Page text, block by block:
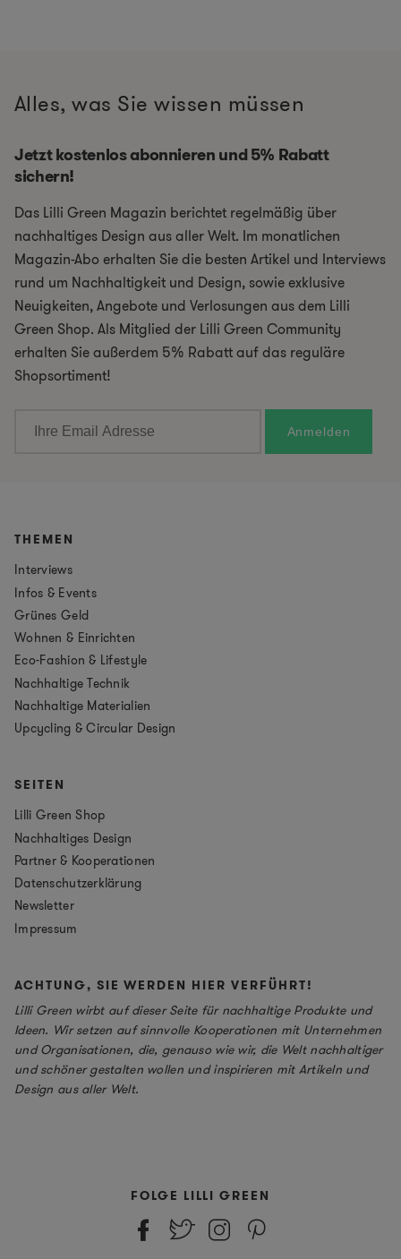
Alles, was Sie wissen müssen
Jetzt kostenlos abonnieren und 5% Rabatt
sichern!
Das Lilli Green Magazin berichtet regelmäßig über
nachhaltiges Design aus aller Welt. Im monatlichen
Magazin-Abo erhalten Sie die besten Artikel und Interviews
rund um Nachhaltigkeit und Design, sowie exklusive
Neuigkeiten, Angebote und Verlosungen aus dem Lilli
Green Shop. Als Mitglied der Lilli Green Community
erhalten Sie außerdem 5% Rabatt auf das reguläre
Shopsortiment!
THEMEN
Interviews
Infos & Events
Grünes Geld
Wohnen & Einrichten
Eco-Fashion & Lifestyle
Nachhaltige Technik
Nachhaltige Materialien
Upcycling & Circular Design
SEITEN
Lilli Green Shop
Nachhaltiges Design
Partner & Kooperationen
Datenschutzerklärung
Newsletter
Impressum
ACHTUNG, SIE WERDEN HIER VERFÜHRT!
Lilli Green wirbt auf dieser Seite für nachhaltige Produkte und
Ideen. Wir setzen auf sinnvolle Kooperationen mit Unternehmen
und Organisationen, die, genauso wie wir, die Welt nachhaltiger
und schöner gestalten wollen und inspirieren mit Artikeln und
Design aus aller Welt.
FOLGE LILLI GREEN